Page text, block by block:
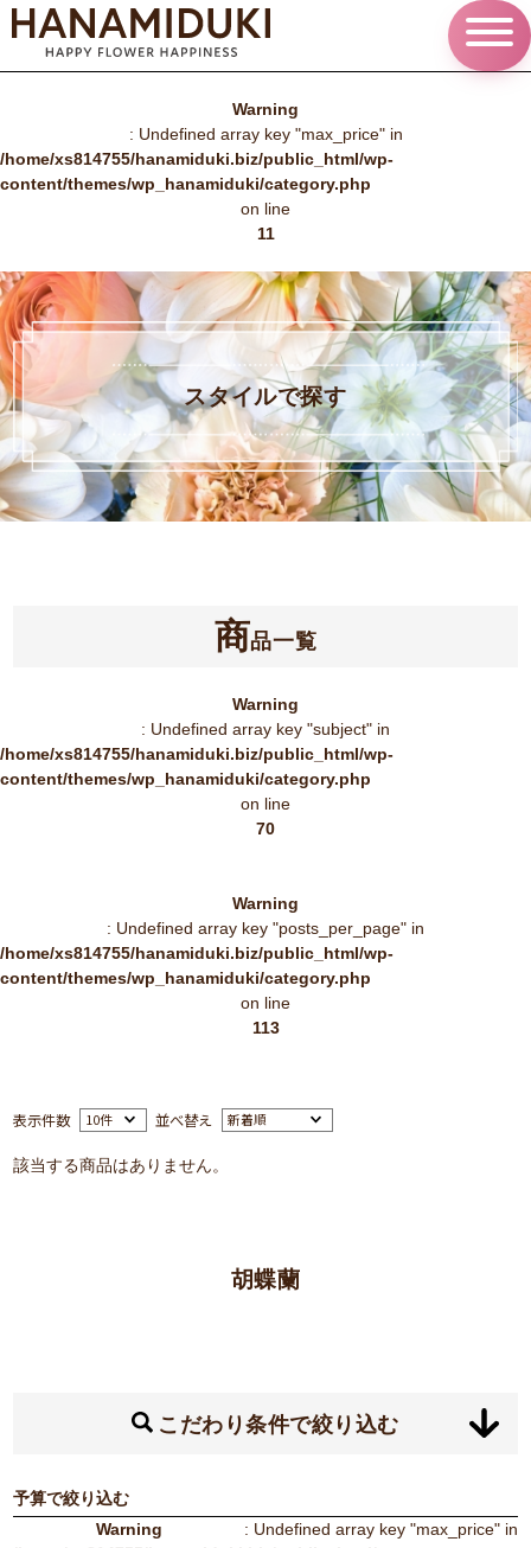
Warning
: Undefined array key "max_price" in
/home/xs814755/hanamiduki.biz/public_html/wp-
content/themes/wp_hanamiduki/category.php
on line
11
スタイルで探す
商品一覧
Warning
: Undefined array key "subject" in
/home/xs814755/hanamiduki.biz/public_html/wp-
content/themes/wp_hanamiduki/category.php
on line
70
Warning
: Undefined array key "posts_per_page" in
/home/xs814755/hanamiduki.biz/public_html/wp-
content/themes/wp_hanamiduki/category.php
on line
113
表示件数 並べ替え
該当する商品はありません。
胡蝶蘭
こだわり条件で絞り込む
予算で絞り込む
Warning
: Undefined array key "max_price" in